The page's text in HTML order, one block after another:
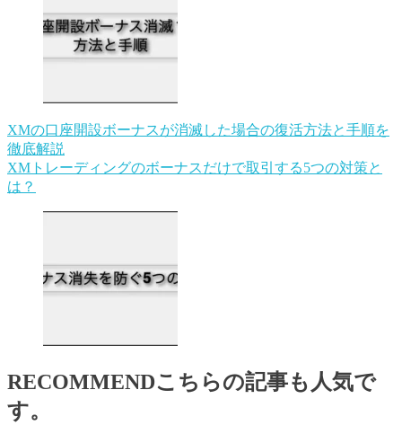
XMの口座開設ボーナスが消滅した場合の復活方法と手順を
徹底解説
XMトレーディングのボーナスだけで取引する5つの対策と
は？
RECOMMENDこちらの記事も人気で
す。